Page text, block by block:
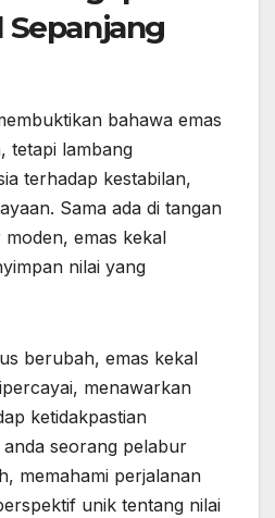
Sepanjang
bahawa emas
tetapi lambang
terhadap kestabilan,
Sama ada di tangan
emas kekal
nilai yang
berubah, emas kekal
menawarkan
ketidakpastian
seorang pelabur
memahami perjalanan
unik tentang nilai